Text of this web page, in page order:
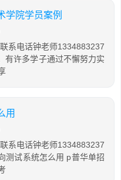
学院学员案例
系电话钟老师1334883237
有许多学子通过不懈努力实
用
系电话钟老师1334883237
测试系统怎么用 p普华单招